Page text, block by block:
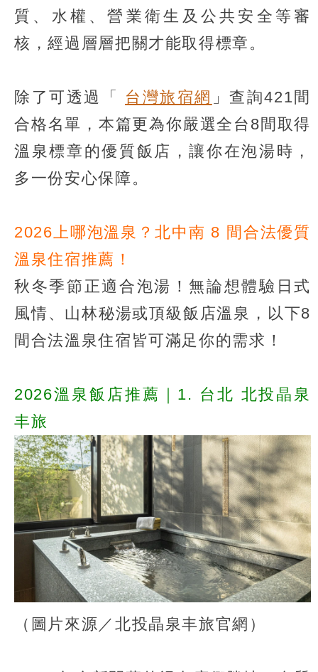
質、水權、營業衛生及公共安全等審
核，經過層層把關才能取得標章。
除了可透過「 台灣旅宿網 」查詢421間
合格名單，本篇更為你嚴選全台8間取得
溫泉標章的優質飯店，讓你在泡湯時，
多一份安心保障。
2026上哪泡溫泉？北中南 8 間合法優質
溫泉住宿推薦！
秋冬季節正適合泡湯！無論想體驗日式
風情、山林秘湯或頂級飯店溫泉，以下8
間合法溫泉住宿皆可滿足你的需求！
2026溫泉飯店推薦｜1. 台北 北投晶泉
丰旅
（圖片來源／北投晶泉丰旅官網）